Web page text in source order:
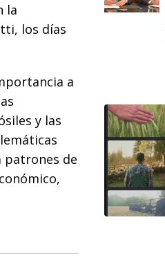
la
los días
a
y las
patrones de